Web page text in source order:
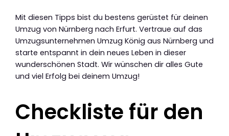
Mit diesen Tipps bist du bestens gerüstet für deinen
Umzug von Nürnberg nach Erfurt. Vertraue auf das
Umzugsunternehmen Umzug König aus Nürnberg und
starte entspannt in dein neues Leben in dieser
wunderschönen Stadt. Wir wünschen dir alles Gute
und viel Erfolg bei deinem Umzug!
Checkliste für den